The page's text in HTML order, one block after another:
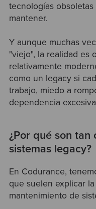
tecnologías
mantener.
Y aunque muchas
"viejo", la realidad es
relativamente
como un legacy si
trabajo, miedo a
dependencia
¿Por qué son tan
sistemas legacy?
En Codurance,
que suelen explicar
mantenimiento de